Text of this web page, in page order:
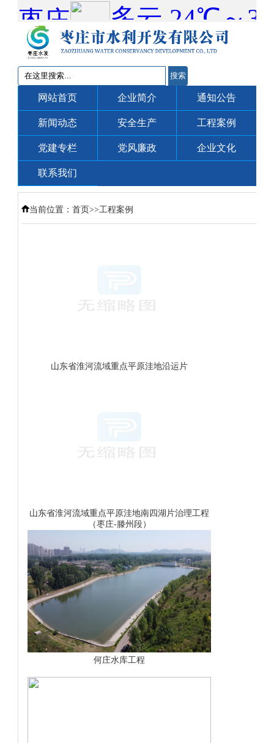
搜索
网站首页 企业简介 通知公告
新闻动态 安全生产 工程案例
党建专栏 党风廉政 企业文化
联系我们
当前位置： 首页>>工程案例
山东省淮河流域重点平原洼地沿运片
山东省淮河流域重点平原洼地南四湖片治理工程
（枣庄-滕州段）
何庄水库工程